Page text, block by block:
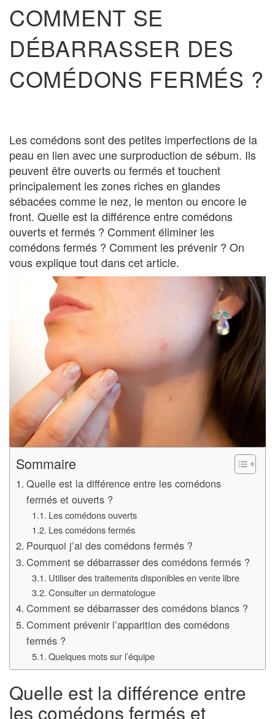
COMMENT SE
DÉBARRASSER DES
COMÉDONS FERMÉS ?
Les comédons sont des petites imperfections de la
peau en lien avec une surproduction de sébum. Ils
peuvent être ouverts ou fermés et touchent
principalement les zones riches en glandes
sébacées comme le nez, le menton ou encore le
front. Quelle est la différence entre comédons
ouverts et fermés ? Comment éliminer les
comédons fermés ? Comment les prévenir ? On
vous explique tout dans cet article.
Sommaire
Quelle est la différence entre les comédons
fermés et ouverts ?
Les comédons ouverts
Les comédons fermés
Pourquoi j’ai des comédons fermés ?
Comment se débarrasser des comédons fermés ?
Utiliser des traitements disponibles en vente libre
Consulter un dermatologue
Comment se débarrasser des comédons blancs ?
Comment prévenir l’apparition des comédons
fermés ?
Quelques mots sur l’équipe
Quelle est la différence entre
les comédons fermés et